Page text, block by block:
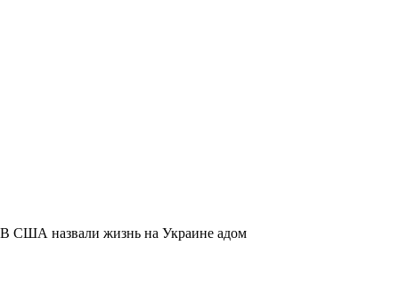
В США назвали жизнь на Украине адом